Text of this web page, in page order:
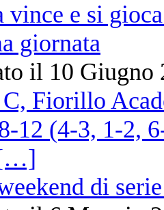
vince e si
giornata
il 10 Giugno
di